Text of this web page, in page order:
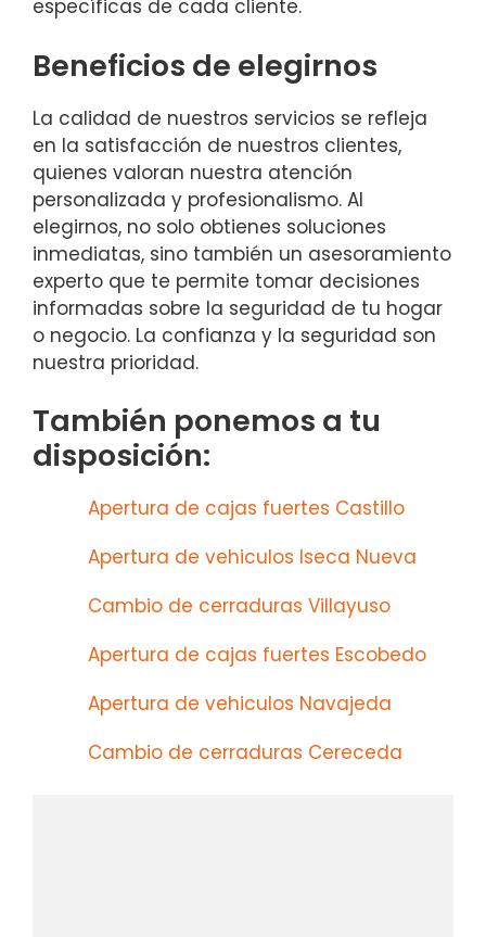
específicas de cada cliente.
Beneficios de elegirnos
La calidad de nuestros servicios se refleja
en la satisfacción de nuestros clientes,
quienes valoran nuestra atención
personalizada y profesionalismo. Al
elegirnos, no solo obtienes soluciones
inmediatas, sino también un asesoramiento
experto que te permite tomar decisiones
informadas sobre la seguridad de tu hogar
o negocio. La confianza y la seguridad son
nuestra prioridad.
También ponemos a tu
disposición:
Apertura de cajas fuertes Castillo
Apertura de vehiculos Iseca Nueva
Cambio de cerraduras Villayuso
Apertura de cajas fuertes Escobedo
Apertura de vehiculos Navajeda
Cambio de cerraduras Cereceda